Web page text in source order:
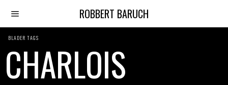
ROBBERT BARUCH
BLADER TAGS
CHARLOIS